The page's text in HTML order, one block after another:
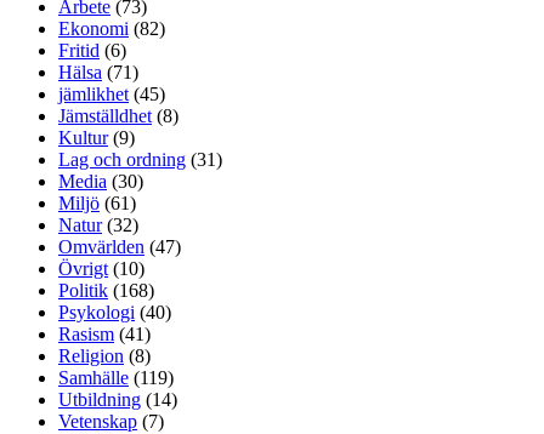
Arbete (73)
Ekonomi (82)
Fritid (6)
Hälsa (71)
jämlikhet (45)
Jämställdhet (8)
Kultur(9)
Lag och ordning (31)
Media (30)
Miljö (61)
Natur(32)
Omvärlden (47)
Övrigt (10)
Politik (168)
Psykologi (40)
Rasism (41)
Religion (8)
Samhälle (119)
Utbildning (14)
Vetenskap (7)